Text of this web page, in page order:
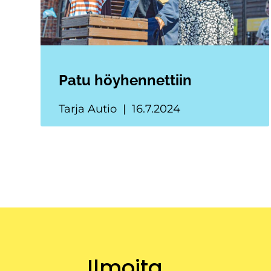
Patu höyhennettiin
Tarja Autio 16.7.2024